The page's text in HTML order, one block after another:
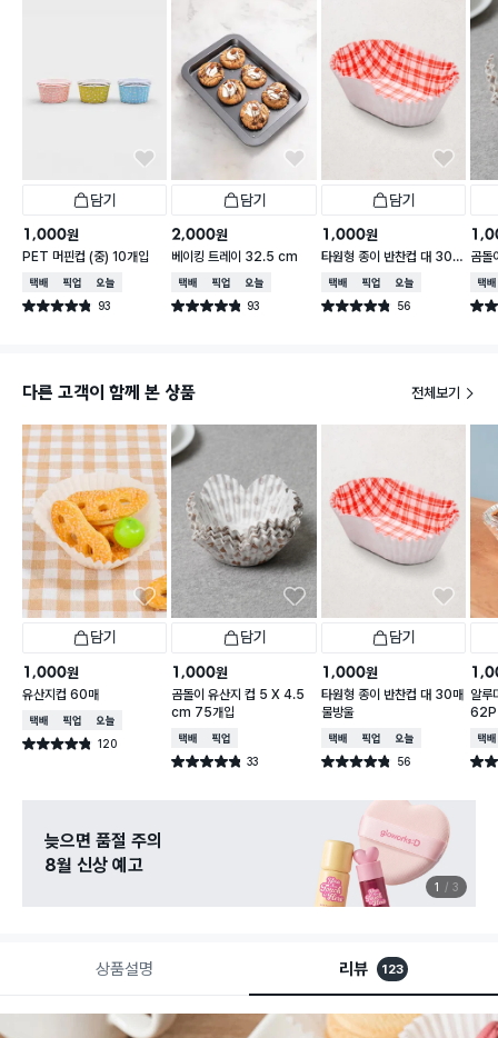
담기
1,000원
PET 머핀컵 (중) 10개입
택배배송매장픽업오늘배송
별점 4.8점 93
건 작성
담기
2,000원
베이킹 트레이 32.5 cm
택배배송매장픽업오늘배송
별점 4.8점 93
건 작성
담기
1,000원
타원형 종이 반찬컵 대 30매
물방울
택배배송매장픽업오늘배송
별점 4.8점 56
건 작성
곰
cm
택배
별점
다른 고객이 함께 본 상품 전체보기
담기
1,000원
유산지컵 60매
택배배송매장픽업오늘배송
별점 4.8점 120
건 작성
담기
1,000원
곰돌이 유산지 컵 5 X 4.5
cm 75개입
택배배송매장픽업
별점 4.8점 33
건 작성
담기
1,000원
타원형 종이 반찬컵 대 30매
물방울
택배배송매장픽업오늘배송
별점 4.8점 56
건 작성
알루
62P
택배
별점
늦으면 품절 주의
8월 신상 예고
1 3
상품설명 리뷰 123